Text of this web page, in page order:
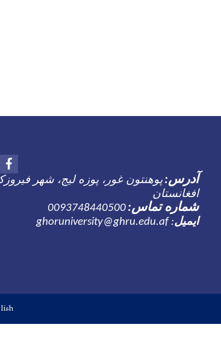
آدرس:پوهنتون غور، پوزه لیج، شهر
افغانستان
شماره تماس: 0093748440500
ایمیل:
ghoruniversity@ghru.edu.af